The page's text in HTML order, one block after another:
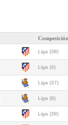
Competición
Liga (38)
Liga (4)
Liga (37)
Liga (9)
Liga (38)